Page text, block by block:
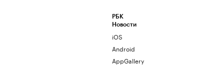
РБК
Новости
iOS
Android
AppGallery